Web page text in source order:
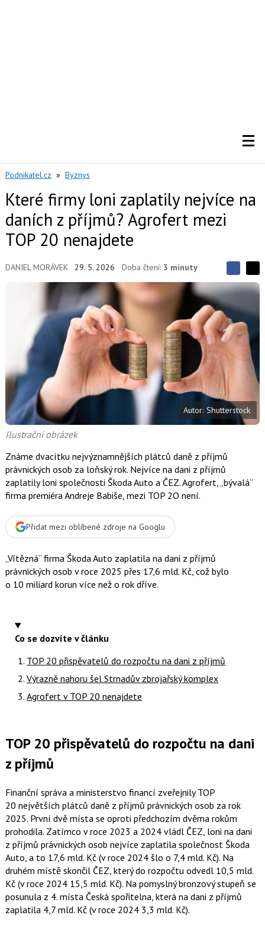
Podnikatel.cz » Byznys
Které firmy loni zaplatily nejvíce na
daních z příjmů? Agrofert mezi
TOP 20 nenajdete
DANIEL MORÁVEK 29. 5. 2026 Doba čtení: 3 minuty
S
d
í
l
e
t
S
d
j
t
e
b
o
k
d
e
e
a
s
X
Autor: Shutterstock
Ilustrační obrázek
Známe dvacítku nejvýznamnějších plátců daně z příjmů
právnických osob za loňský rok. Nejvíce na dani z příjmů
zaplatily loni společnosti Škoda Auto a ČEZ. Agrofert, „bývalá“
firma premiéra Andreje Babiše, mezi TOP 2O není.
Přidat mezi oblíbené zdroje na Googlu
„Vítězná“ firma Škoda Auto zaplatila na dani z příjmů
právnických osob v roce 2025 přes 17,6 mld. Kč, což bylo
o 10 miliard korun více než o rok dříve.
Co se dozvíte v článku
TOP 20 přispěvatelů do rozpočtu na dani z příjmů
Výrazně nahoru šel Strnadův zbrojařský komplex
Agrofert v TOP 20 nenajdete
TOP 20 přispěvatelů do rozpočtu na dani
z příjmů
Finanční správa a ministerstvo financí zveřejnily TOP
20 největších plátců daně z příjmů právnických osob za rok
2025. První dvě místa se oproti předchozím dvěma rokům
prohodila. Zatímco v roce 2023 a 2024 vládl ČEZ, loni na dani
z příjmů právnických osob nejvíce zaplatila společnost Škoda
Auto, a to 17,6 mld. Kč (v roce 2024 šlo o 7,4 mld. Kč). Na
druhém místě skončil ČEZ, který do rozpočtu odvedl 10,5 mld.
Kč (v roce 2024 15,5 mld. Kč). Na pomyslný bronzový stupeň se
posunula z 4. místa Česká spořitelna, která na dani z příjmů
zaplatila 4,7 mld. Kč (v roce 2024 3,3 mld. Kč).